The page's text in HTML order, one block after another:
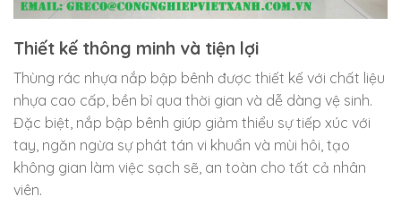
Thiết kế thông minh và tiện lợi
Thùng rác nhựa nắp bập bênh được thiết kế với chất liệu
nhựa cao cấp, bền bỉ qua thời gian và dễ dàng vệ sinh.
Đặc biệt, nắp bập bênh giúp giảm thiểu sự tiếp xúc với
tay, ngăn ngừa sự phát tán vi khuẩn và mùi hôi, tạo
không gian làm việc sạch sẽ, an toàn cho tất cả nhân
viên.